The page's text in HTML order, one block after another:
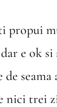
propui
e ok si
de seama
nici trei